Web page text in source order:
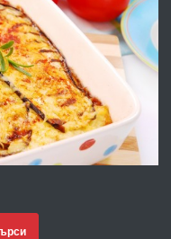
наем
преди 3 дни
Офис под наем в кв.